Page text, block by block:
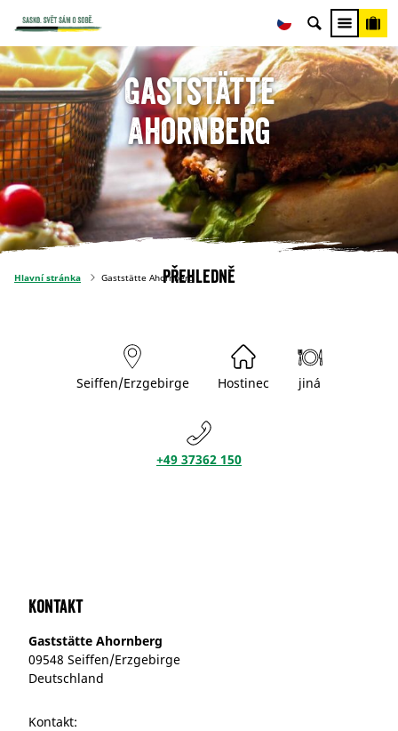
Gaststätte
Ahornberg
Hlavní stránka Gaststätte AhornbergPřehledně
Seiffen/Erzgebirge Hostinec jiná
+49 37362 150
Kontakt
Gaststätte Ahornberg
09548 Seiffen/Erzgebirge
Deutschland
Kontakt: